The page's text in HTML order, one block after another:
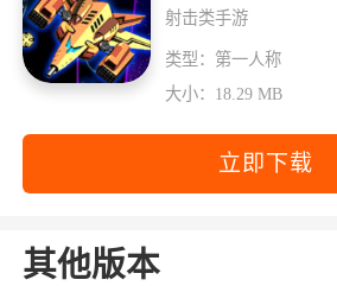
射击类手游
类型：第一人称
大小：18.29 MB
立即下载
其他版本